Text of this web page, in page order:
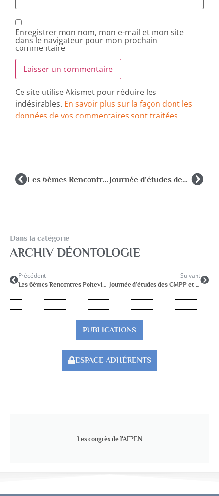
Enregistrer mon nom, mon e-mail et mon site
dans le navigateur pour mon prochain
commentaire.
Ce site utilise Akismet pour réduire les
indésirables. En savoir plus sur la façon dont les
données de vos commentaires sont traitées.
Les 6èmes Rencontres Poitevines de Psychologie Scolaire Journée d’études des CMPP et des CAMSP à Bordeaux
Dans la catégorie
ARCHIV DÉONTOLOGIE
Précédent
Les 6èmes Rencontres Poitevines de Psychologie Scolaire
Suivant
Journée d’études des CMPP et des CAMSP à Bordeaux
PUBLICATIONS
ESPACE ADHÉRENTS
Les congrès de l'AFPEN